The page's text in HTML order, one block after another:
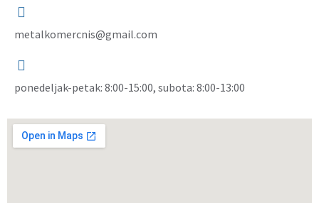
metalkomercnis@gmail.com
ponedeljak-petak: 8:00-15:00, subota: 8:00-13:00